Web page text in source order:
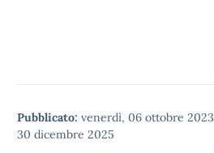
Pubblicato: venerdì, 06 ottobre 2023
30 dicembre 2025